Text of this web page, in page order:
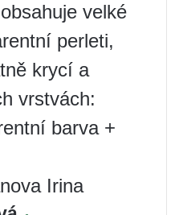
velké
perleti,
krycí a
vrstvách:
barva +
Irina